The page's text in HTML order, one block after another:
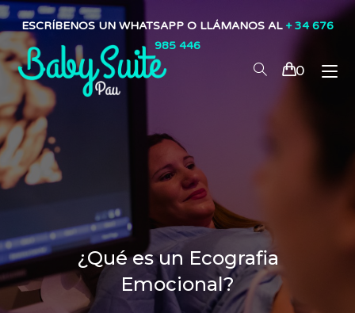
ESCRÍBENOS UN WHATSAPP O LLÁMANOS AL + 34 676
985 446
0
¿Qué es un Ecografia
Emocional?